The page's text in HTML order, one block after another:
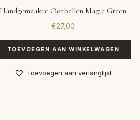
Handgemaakte Oorbellen Magic Green
€27,00
TOEVOEGEN AAN WINKELWAGEN
Toevoegen aan verlanglijst